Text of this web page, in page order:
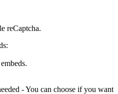
reCaptcha.
- You can choose if you want